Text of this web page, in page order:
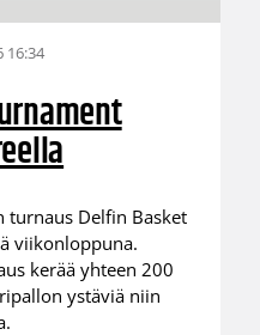
16:34
turnaus Delfin Basket
viikonloppuna.
kerää yhteen 200
ystäviä niin